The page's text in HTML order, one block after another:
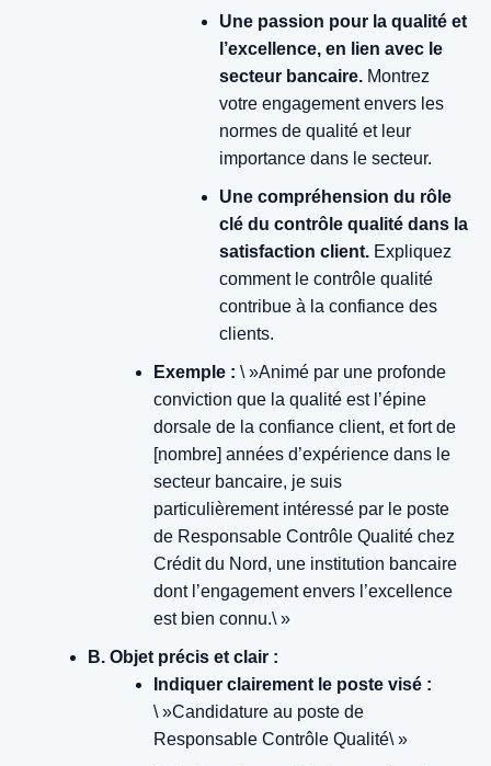
Une passion pour la qualité et
l’excellence, en lien avec le
secteur bancaire. Montrez
votre engagement envers les
normes de qualité et leur
importance dans le secteur.
Une compréhension du rôle
clé du contrôle qualité dans la
satisfaction client. Expliquez
comment le contrôle qualité
contribue à la confiance des
clients.
Exemple : \ »Animé par une profonde
conviction que la qualité est l’épine
dorsale de la confiance client, et fort de
[nombre] années d’expérience dans le
secteur bancaire, je suis
particulièrement intéressé par le poste
de Responsable Contrôle Qualité chez
Crédit du Nord, une institution bancaire
dont l’engagement envers l’excellence
est bien connu.\ »
B. Objet précis et clair :
Indiquer clairement le poste visé :
\ »Candidature au poste de
Responsable Contrôle Qualité\ »